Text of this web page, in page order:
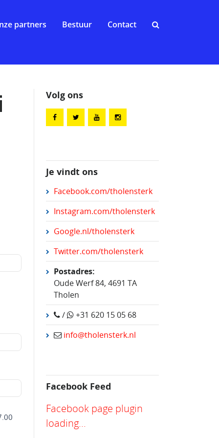
partners Bestuur Contact
Volg ons
Je vindt ons
Facebook.com/tholensterk
Instagram.com/tholensterk
Google.nl/tholensterk
Twitter.com/tholensterk
Postadres:
Oude Werf 84, 4691 TA
Tholen
/
+31 620 15 05 68
info@tholensterk.nl
Facebook Feed
Facebook page plugin
loading...